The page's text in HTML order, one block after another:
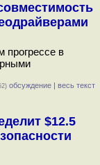
прогрессе в
обсуждение | весь текст
$12.5